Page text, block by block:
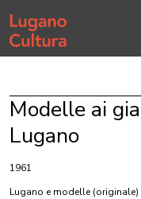
Home page
Modelle ai
Lugano
1961
Lugano e modelle (originale)